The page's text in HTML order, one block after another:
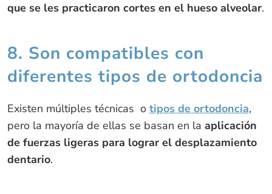
que se les practicaron cortes en el hueso alveolar.
8. Son compatibles con
diferentes tipos de ortodoncia
Existen múltiples técnicas o tipos de ortodoncia,
pero la mayoría de ellas se basan en la aplicación
de fuerzas ligeras para lograr el desplazamiento
dentario.